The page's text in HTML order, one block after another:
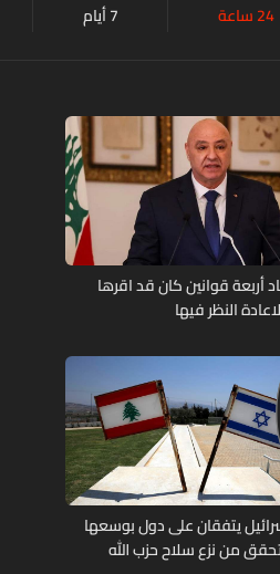
24 ساعة 7 أيام
أربعة قوانين كان قد اقرها
النظر فيها
يتفقان على دول بوسعها
من نزع سلاح حزب الله